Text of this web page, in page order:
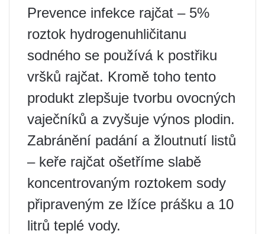
Prevence infekce rajčat – 5%
roztok hydrogenuhličitanu
sodného se používá k postřiku
vršků rajčat. Kromě toho tento
produkt zlepšuje tvorbu ovocných
vaječníků a zvyšuje výnos plodin.
Zabránění padání a žloutnutí listů
– keře rajčat ošetříme slabě
koncentrovaným roztokem sody
připraveným ze lžíce prášku a 10
litrů teplé vody.